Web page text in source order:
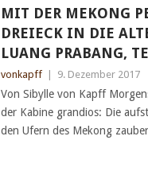
MIT DER MEKONG
DREIECK IN DIE
LUANG PRABANG,
vonkapff 9. Dezember 2017
Von Sibylle von Kapff
der Kabine grandios: Die
den Ufern des Mekong